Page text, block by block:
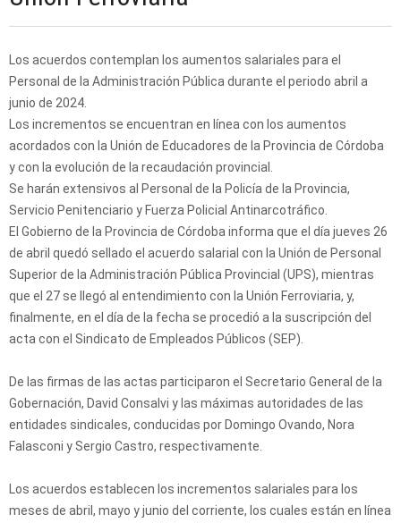
Los acuerdos contemplan los aumentos salariales para el
Personal de la Administración Pública durante el periodo abril a
junio de 2024.
Los incrementos se encuentran en línea con los aumentos
acordados con la Unión de Educadores de la Provincia de Córdoba
y con la evolución de la recaudación provincial.
Se harán extensivos al Personal de la Policía de la Provincia,
Servicio Penitenciario y Fuerza Policial Antinarcotráfico.
El Gobierno de la Provincia de Córdoba informa que el día jueves 26
de abril quedó sellado el acuerdo salarial con la Unión de Personal
Superior de la Administración Pública Provincial (UPS), mientras
que el 27 se llegó al entendimiento con la Unión Ferroviaria, y,
finalmente, en el día de la fecha se procedió a la suscripción del
acta con el Sindicato de Empleados Públicos (SEP).
De las firmas de las actas participaron el Secretario General de la
Gobernación, David Consalvi y las máximas autoridades de las
entidades sindicales, conducidas por Domingo Ovando, Nora
Falasconi y Sergio Castro, respectivamente.
Los acuerdos establecen los incrementos salariales para los
meses de abril, mayo y junio del corriente, los cuales están en línea